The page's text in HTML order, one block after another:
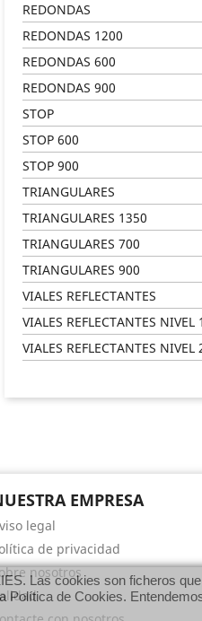
REDONDAS
REDONDAS 1200
REDONDAS 600
REDONDAS 900
STOP
STOP 600
STOP 900
TRIANGULARES
TRIANGULARES 1350
TRIANGULARES 700
TRIANGULARES 900
VIALES REFLECTANTES
VIALES REFLECTANTES NIVEL 1
VIALES REFLECTANTES NIVEL
EMPRESA
legal
de privacidad
nosotros
Las cookies son ficheros
Política de Cookies.